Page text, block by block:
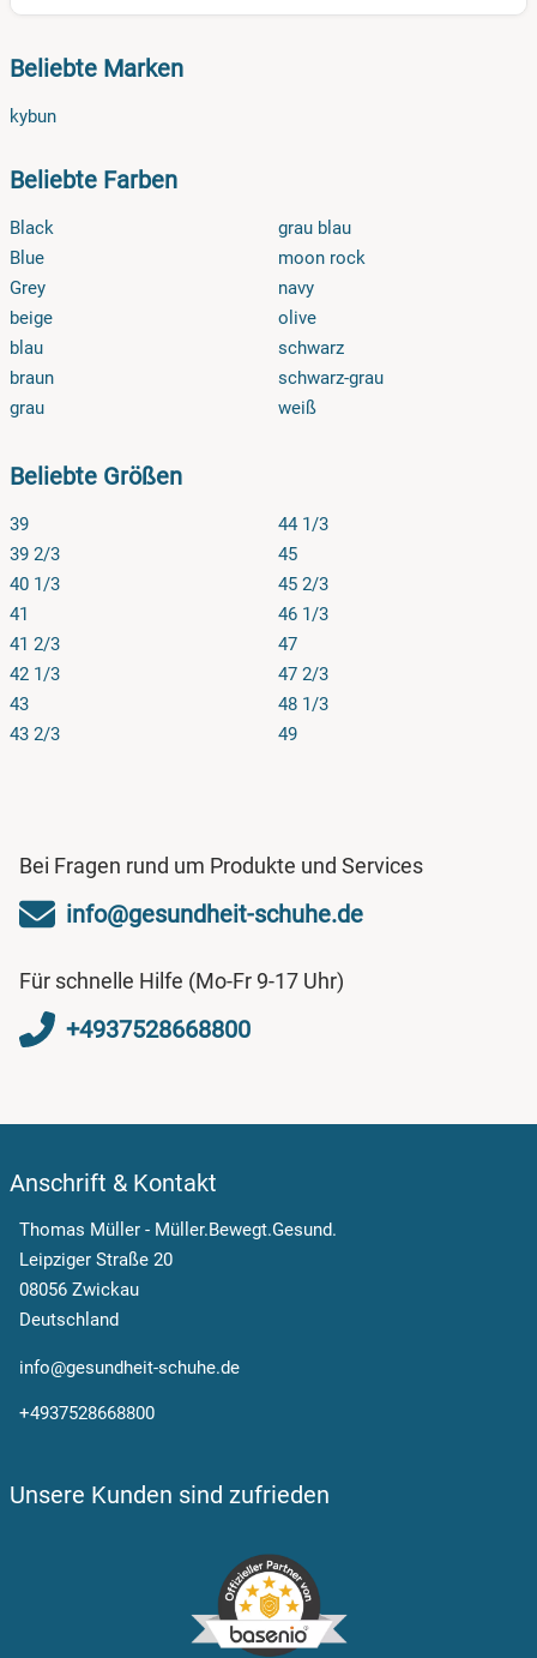
einem Versand innerhalb Deutschlands.
nicht? Bei einer Bestellung über gesundheit-schuhe.de
sich bei einer Retour vorab bei uns, damit wir die Rückgabe
für Sie organisieren können. Gerne organisieren wir auch
den Umtausch für Sie.
Beliebte Marken
kybun
Beliebte Farben
Black
Blue
Grey
beige
blau
braun
grau
grau blau
moon rock
navy
olive
schwarz
schwarz-grau
weiß
Beliebte Größen
39
39 2/3
40 1/3
41
41 2/3
42 1/3
43
43 2/3
44 1/3
45
45 2/3
46 1/3
47
47 2/3
48 1/3
49
Bei Fragen rund um Produkte und Services
info@gesundheit-schuhe.de
Für schnelle Hilfe (Mo-Fr 9-17 Uhr)
+4937528668800
Anschrift & Kontakt
Thomas Müller - Müller.Bewegt.Gesund.
Leipziger Straße 20
08056 Zwickau
Deutschland
info@gesundheit-schuhe.de
+4937528668800
Unsere Kunden sind zufrieden